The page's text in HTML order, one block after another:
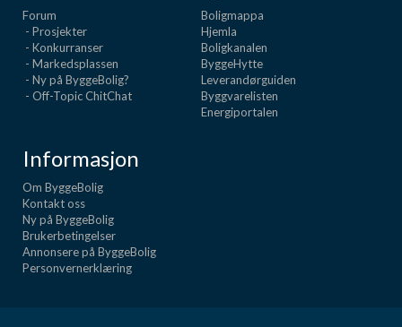
Forum
- Prosjekter
- Konkurranser
- Markedsplassen
- Ny på ByggeBolig?
- Off-Topic ChitChat
Boligmappa
Hjemla
Boligkanalen
ByggeHytte
Leverandørguiden
Byggvarelisten
Energiportalen
Informasjon
Om ByggeBolig
Kontakt oss
Ny på ByggeBolig
Brukerbetingelser
Annonsere på ByggeBolig
Personvernerklæring